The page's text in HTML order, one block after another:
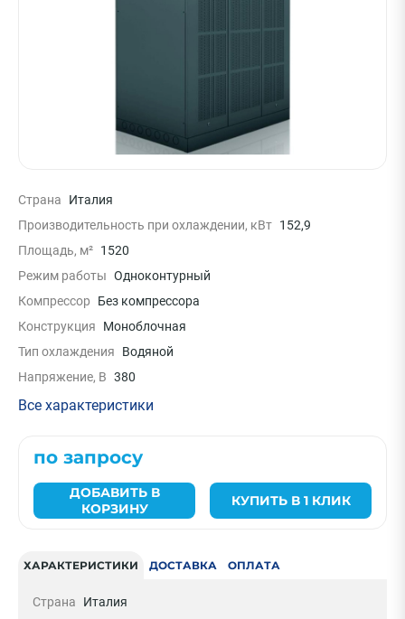
Страна
Италия
Производительность при охлаждении, кВт 152,9
Площадь, м² 1520
Режим работы Одноконтурный
Компрессор
Без компрессора
Конструкция
Моноблочная
Тип охлаждения
Водяной
Напряжение, В 380
Все характеристики
по запросу
ДОБАВИТЬ В
КОРЗИНУ
КУПИТЬ В 1 КЛИК
ХАРАКТЕРИСТИКИ ДОСТАВКА ОПЛАТА
Страна
Италия